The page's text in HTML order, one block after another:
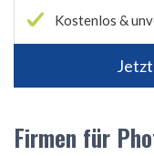
Kostenlos &
Firmen für